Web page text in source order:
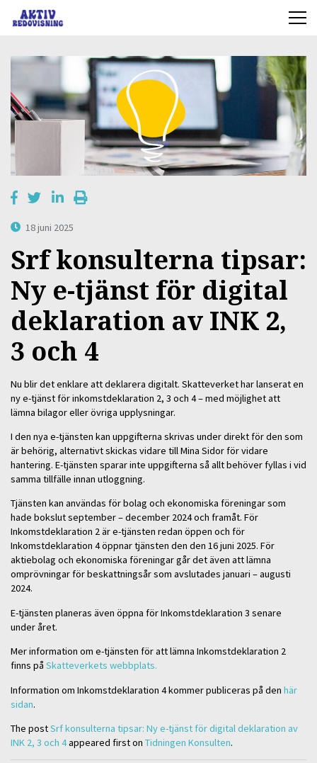
18 juni 2025
Srf konsulterna tipsar:
Ny e-tjänst för digital
deklaration av INK 2,
3 och 4
Nu blir det enklare att deklarera digitalt. Skatteverket har lanserat en
ny e-tjänst för inkomstdeklaration 2, 3 och 4 – med möjlighet att
lämna bilagor eller övriga upplysningar.
I den nya e-tjänsten kan uppgifterna skrivas under direkt för den som
är behörig, alternativt skickas vidare till Mina Sidor för vidare
hantering. E-tjänsten sparar inte uppgifterna så allt behöver fyllas i vid
samma tillfälle innan utloggning.
Tjänsten kan användas för bolag och ekonomiska föreningar som
hade bokslut september – december 2024 och framåt. För
Inkomstdeklaration 2 är e-tjänsten redan öppen och för
Inkomstdeklaration 4 öppnar tjänsten den den 16 juni 2025. För
aktiebolag och ekonomiska föreningar går det även att lämna
omprövningar för beskattningsår som avslutades januari – augusti
2024.
E-tjänsten planeras även öppna för Inkomstdeklaration 3 senare
under året.
Mer information om e-tjänsten för att lämna Inkomstdeklaration 2
finns på Skatteverkets webbplats.
Information om Inkomstdeklaration 4 kommer publiceras på den här
sidan.
The postSrf konsulterna tipsar: Ny e-tjänst för digital deklaration av
INK 2, 3 och 4appeared first on Tidningen Konsulten.